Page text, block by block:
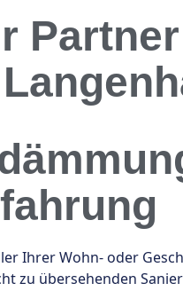
Ihrer Wohn- oder
zu übersehenden